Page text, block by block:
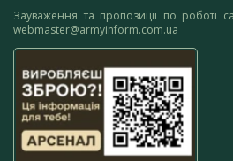
Зауваження та пропозиції по роботі
webmaster@armyinform.com.ua